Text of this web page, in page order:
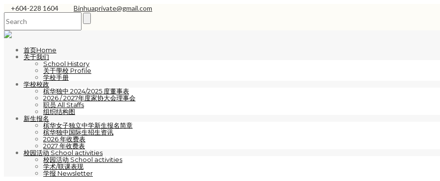
+604-228 1604 Binhuaprivate@gmail.com
首页Home
关于我们
School History
关于學校 Profile
学校手册
学校校政
槟华独中 2024/2025 度董事表
2026 / 2027年度家协大会理事会
职员 All Staffs
组织结构图
新生报名
槟华女子独立中学新生报名简章
槟华独中国际生招生资讯
2026 年收费表
2027 年收费表
校园活动 School activities
校园活动 School activities
学术/联课表现
学报 Newsletter